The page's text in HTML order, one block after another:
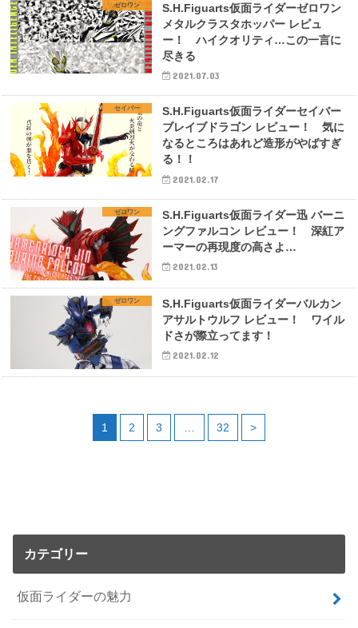
ゼロワン
S.H.Figuarts仮面ライダーゼロワン
メタルクラスタホッパー レビュ
ー！ ハイクオリティ…この一言に
尽きる
2021.07.03
セイバー
S.H.Figuarts仮面ライダーセイバー
ブレイブドラゴン レビュー！ 気に
なるところはあれど造形がやばすぎ
る！！
2021.02.17
ゼロワン
S.H.Figuarts仮面ライダー迅 バーニ
ングファルコン レビュー！ 深紅ア
ーマーの再現度の高さよ…
2021.02.13
ゼロワン
S.H.Figuarts仮面ライダーバルカン
アサルトウルフ レビュー！ ワイル
ドさが際立ってます！
2021.02.12
1 2 3 32 >
カテゴリー
仮面ライダーの魅力